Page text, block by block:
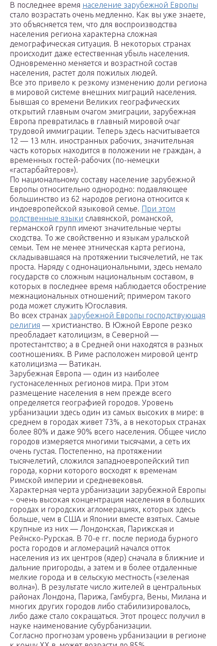
В последнее время население зарубежной Европы
стало возрастать очень медленно. Как вы уже знаете,
это объясняется тем, что для воспроизводства
населения региона характерна сложная
демографическая ситуация. В некоторых странах
происходит даже естественная убыль населения.
Одновременно меняется и возрастной состав
населения, растет доля пожилых людей.
Все это привело к резкому изменению доли региона
в мировой системе внешних миграций населения.
Бывшая со времени Великих географических
открытий главным очагом эмиграции, зарубежная
Европа превратилась в главный мировой очаг
трудовой иммиграции. Теперь здесь насчитывается
12 — 13 млн. иностранных рабочих, значительная
часть которых находится в положении не граждан, а
временных гостей-рабочих (по-немецки
«гастарбайтеров»).
По национальному составу население зарубежной
Европы относительно однородно: подавляющее
большинство из 62 народов региона относится к
индоевропейской языковой семье. При этом
родственные языки славянской, романской,
германской групп имеют значительные черты
сходства. То же свойственно и языкам уральской
семьи. Тем не менее этническая карта региона,
складывавшаяся на протяжении тысячелетий, не так
проста. Наряду с однонациональными, здесь немало
государств со сложным национальным составом, в
которых в последнее время наблюдается обострение
межнациональных отношений; примером такого
рода может служить Югославия.
Во всех странах зарубежной Европы господствующая
религия — христианство. В Южной Европе резко
преобладает католицизм, в Северной —
протестантство; а в Средней они находятся в разных
соотношениях. В Риме расположен мировой центр
католицизма — Ватикан.
Зарубежная Европа — один из наиболее
густонаселенных регионов мира. При этом
размещение населения в нем прежде всего
определяется географией городов. Уровень
урбанизации здесь один из самых высоких в мире: в
среднем в городах живет 73%, а в некоторых странах
более 80% и даже 90% всего населения. Общее число
городов измеряется многими тысячами, а сеть их
очень густая. Постепенно, на протяжении
тысячелетий, сложился западноевропейский тип
города, корни которого восходят к временам
Римской империи и средневековья.
Характерная черта урбанизации зарубежной Европы
~ очень высокая концентрация населения в больших
городах и городских агломерациях, которых здесь
больше, чем в США и Японии вместе взятых. Самые
крупные из них — Лондонская, Парижская и
Рейнско-Рурская. В 70-е гг. после периода бурного
роста городов и агломераций начался отток
населения из их центров (ядер) сначала в ближние и
дальние пригороды, а затем и в более отдаленные
мелкие города и в сельскую местность («зеленая
волна»). В результате число жителей в центральных
районах Лондона, Парижа, Гамбурга, Вены, Милана и
многих других городов либо стабилизировалось,
либо даже стало сокращаться. Этот процесс получил в
науке наименование субурбанизации.
Согласно прогнозам уровень урбанизации в регионе